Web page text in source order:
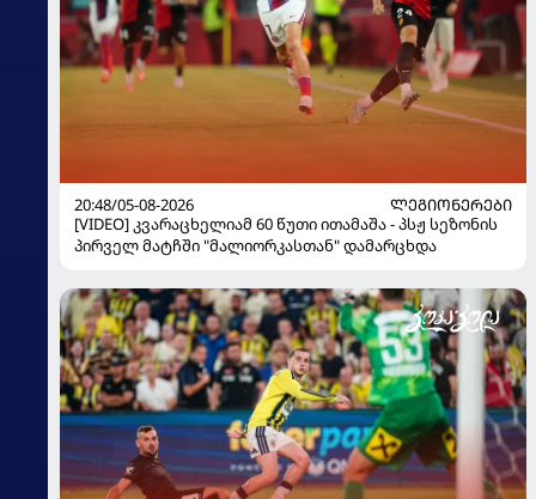
20:48/05-08-2026
ᲚᲔᲒᲘᲝᲜᲔᲠᲔᲑᲘ
[VIDEO] კვარაცხელიამ 60 წუთი ითამაშა - პსჟ სეზონის
პირველ მატჩში "მალიორკასთან" დამარცხდა